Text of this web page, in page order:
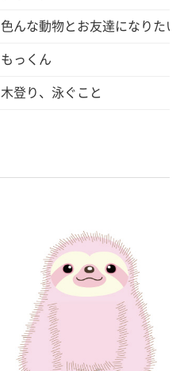
色んな動物とお友達になりたい
もっくん
木登り、泳ぐこと